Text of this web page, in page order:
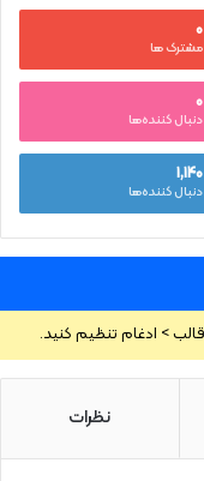
۰
مشترک ها
۰
دنبال کننده‌ها
۱,۱۴۰
دنبال کننده‌ها
نظرات